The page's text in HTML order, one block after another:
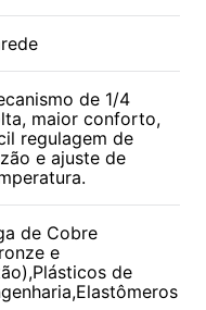
de 1/4
maior conforto,
regulagem de
e ajuste de
de Cobre
e
de